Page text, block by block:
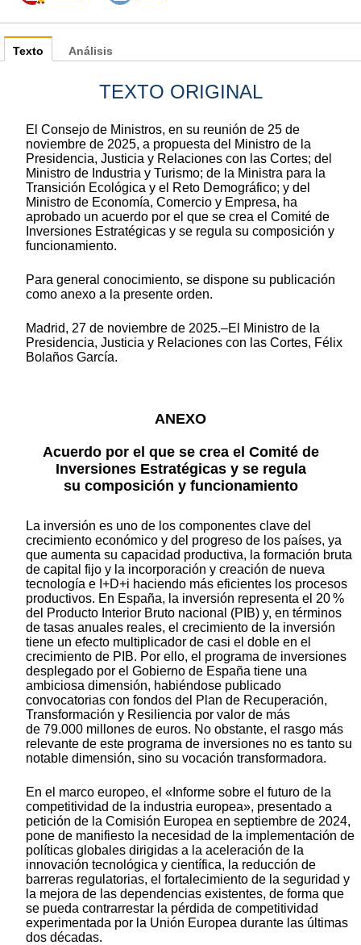
Texto
TEXTO ORIGINAL
El Consejo de Ministros, en su reunión de 25 de
noviembre de 2025, a propuesta del Ministro de la
Presidencia, Justicia y Relaciones con las Cortes; del
Ministro de Industria y Turismo; de la Ministra para la
Transición Ecológica y el Reto Demográfico; y del
Ministro de Economía, Comercio y Empresa, ha
aprobado un acuerdo por el que se crea el Comité de
Inversiones Estratégicas y se regula su composición y
funcionamiento.
Para general conocimiento, se dispone su publicación
como anexo a la presente orden.
Madrid, 27 de noviembre de 2025.–El Ministro de la
Presidencia, Justicia y Relaciones con las Cortes, Félix
Bolaños García.
ANEXO
Acuerdo por el que se crea el Comité de
Inversiones Estratégicas y se regula
su composición y funcionamiento
La inversión es uno de los componentes clave del
crecimiento económico y del progreso de los países, ya
que aumenta su capacidad productiva, la formación bruta
de capital fijo y la incorporación y creación de nueva
tecnología e I+D+i haciendo más eficientes los procesos
productivos. En España, la inversión representa el 20 %
del Producto Interior Bruto nacional (PIB) y, en términos
de tasas anuales reales, el crecimiento de la inversión
tiene un efecto multiplicador de casi el doble en el
crecimiento de PIB. Por ello, el programa de inversiones
desplegado por el Gobierno de España tiene una
ambiciosa dimensión, habiéndose publicado
convocatorias con fondos del Plan de Recuperación,
Transformación y Resiliencia por valor de más
de 79.000 millones de euros. No obstante, el rasgo más
relevante de este programa de inversiones no es tanto su
notable dimensión, sino su vocación transformadora.
En el marco europeo, el «Informe sobre el futuro de la
competitividad de la industria europea», presentado a
petición de la Comisión Europea en septiembre de 2024,
pone de manifiesto la necesidad de la implementación de
políticas globales dirigidas a la aceleración de la
innovación tecnológica y científica, la reducción de
barreras regulatorias, el fortalecimiento de la seguridad y
la mejora de las dependencias existentes, de forma que
se pueda contrarrestar la pérdida de competitividad
experimentada por la Unión Europea durante las últimas
dos décadas.
Análisis